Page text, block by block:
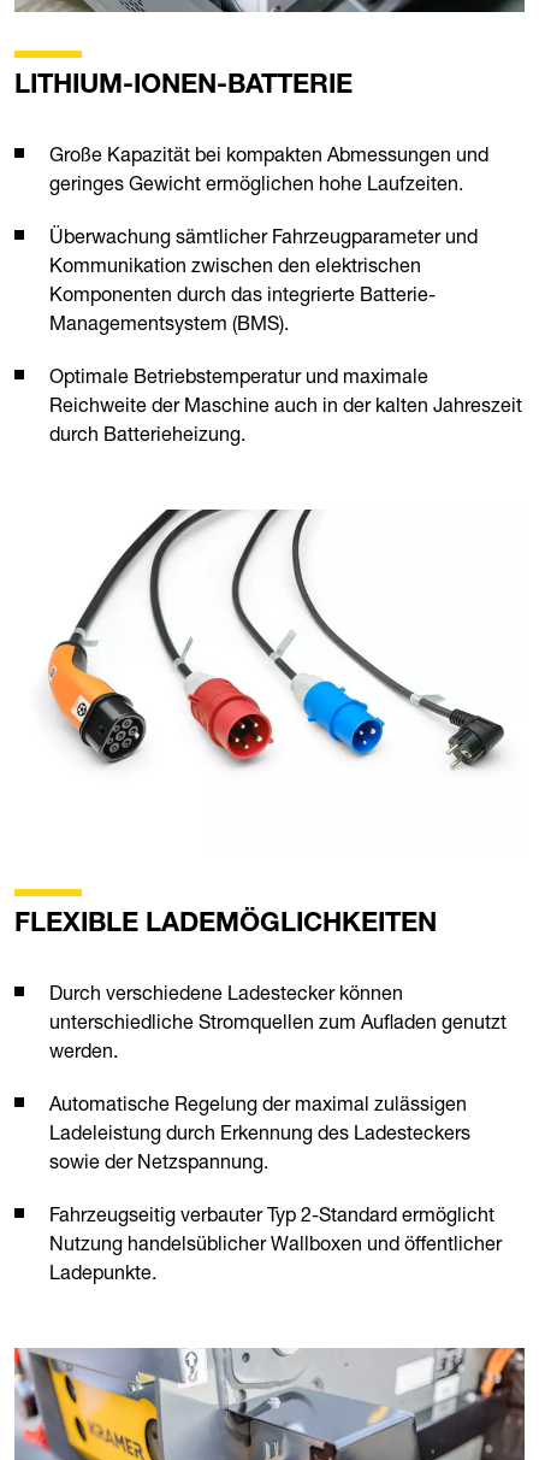
LITHIUM-IONEN-BATTERIE
Große Kapazität bei kompakten Abmessungen und
geringes Gewicht ermöglichen hohe Laufzeiten.
Überwachung sämtlicher Fahrzeugparameter und
Kommunikation zwischen den elektrischen
Komponenten durch das integrierte Batterie-
Managementsystem (BMS).
Optimale Betriebstemperatur und maximale
Reichweite der Maschine auch in der kalten Jahreszeit
durch Batterieheizung.
FLEXIBLE LADEMÖGLICHKEITEN
Durch verschiedene Ladestecker können
unterschiedliche Stromquellen zum Aufladen genutzt
werden.
Automatische Regelung der maximal zulässigen
Ladeleistung durch Erkennung des Ladesteckers
sowie der Netzspannung.
Fahrzeugseitig verbauter Typ 2-Standard ermöglicht
Nutzung handelsüblicher Wallboxen und öffentlicher
Ladepunkte.